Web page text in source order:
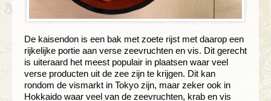
De kaisendon is een bak met zoete rijst met daarop een
rijkelijke portie aan verse zeevruchten en vis. Dit gerecht
is uiteraard het meest populair in plaatsen waar veel
verse producten uit de zee zijn te krijgen. Dit kan
rondom de vismarkt in Tokyo zijn, maar zeker ook in
Hokkaido waar veel van de zeevruchten, krab en vis